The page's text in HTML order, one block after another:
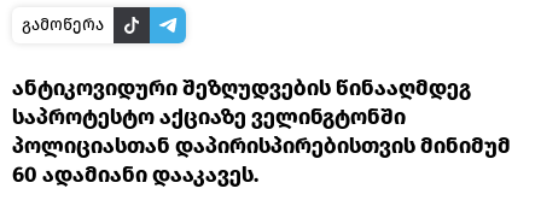
გამოწერა
ანტიკოვიდური შეზღუდვების წინააღმდეგ
საპროტესტო აქციაზე ველინგტონში
პოლიციასთან დაპირისპირებისთვის მინიმუმ
60 ადამიანი დააკავეს.